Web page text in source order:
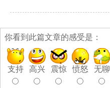
你看到此篇文章的感受是：
支持 高兴 震惊 愤怒 无聊